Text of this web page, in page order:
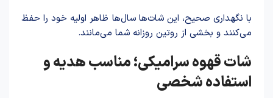
با نگهداری صحیح، این شات‌ها سال‌ها ظاهر اولیه خود را حفظ
می‌کنند و بخشی از روتین روزانه شما می‌مانند.
شات قهوه سرامیکی؛ مناسب هدیه و
استفاده شخصی